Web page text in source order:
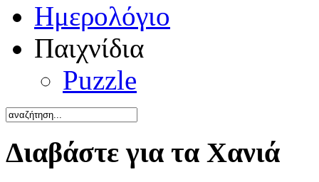
Ημερολόγιο
Παιχνίδια
Puzzle
Διαβάστε για τα Χανιά